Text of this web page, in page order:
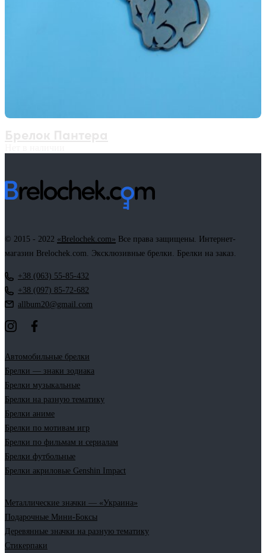
© 2015 - 2022 «Brelochek.com» Все права защищены. Интернет-
магазин Brelochek.com. Эксклюзивные брелки. Брелки на заказ.
+38 (063) 55-85-432
+38 (097) 85-72-682
allbum20@gmail.com
Автомобильные брелки
Брелки — знаки зодиака
Брелки музыкальные
Брелки на разную тематику
Брелки аниме
Брелки по мотивам игр
Брелки по фильмам и сериалам
Брелки футбольные
Брелки акриловые Genshin Impact
Металлические значки — «Украина»
Подарочные Мини-Боксы
Деревянные значки на разную тематику
Стикерпаки